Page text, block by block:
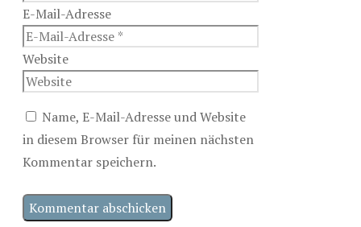
E-Mail-Adresse
Website
Name, E-Mail-Adresse und Website
in diesem Browser für meinen nächsten
Kommentar speichern.